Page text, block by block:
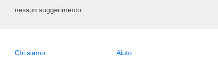
nessun suggerimento
Chi siamo Aiuto